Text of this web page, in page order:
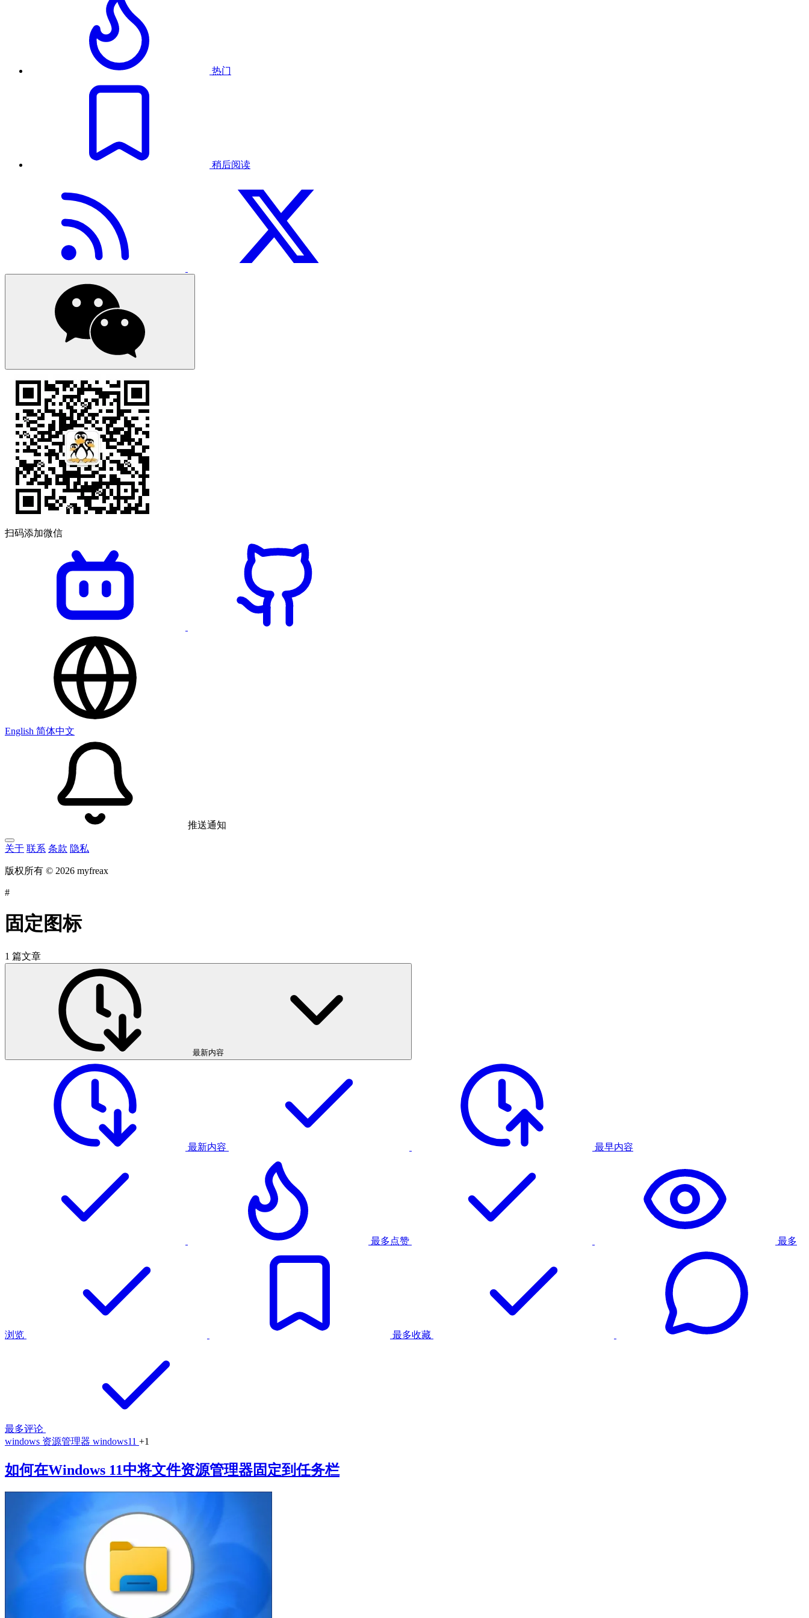
热门
稍后阅读
扫码添加微信
English 简体中文
推送通知
关于 联系 条款 隐私
版权所有 © 2026 myfreax
#
固定图标
1 篇文章
最新内容
最新内容 最早内容
最多点赞 最多
浏览 最多收藏
最多评论
windows 资源管理器 windows11 +1
如何在Windows 11中将文件资源管理器固定到任务栏